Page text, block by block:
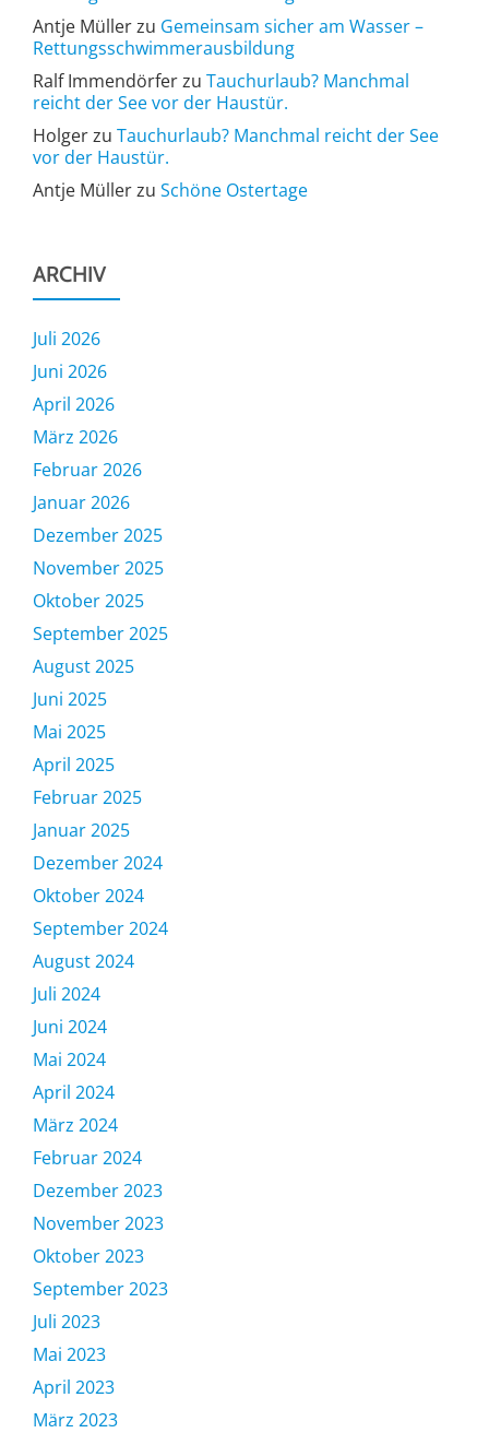
Antje Müllerzu Gemeinsam sicher am Wasser –
Rettungsschwimmerausbildung
Ralf Immendörferzu Tauchurlaub? Manchmal
reicht der See vor der Haustür.
Holgerzu Tauchurlaub? Manchmal reicht der See
vor der Haustür.
Antje Müllerzu Schöne Ostertage
ARCHIV
Juli 2026
Juni 2026
April 2026
März 2026
Februar 2026
Januar 2026
Dezember 2025
November 2025
Oktober 2025
September 2025
August 2025
Juni 2025
Mai 2025
April 2025
Februar 2025
Januar 2025
Dezember 2024
Oktober 2024
September 2024
August 2024
Juli 2024
Juni 2024
Mai 2024
April 2024
März 2024
Februar 2024
Dezember 2023
November 2023
Oktober 2023
September 2023
Juli 2023
Mai 2023
April 2023
März 2023